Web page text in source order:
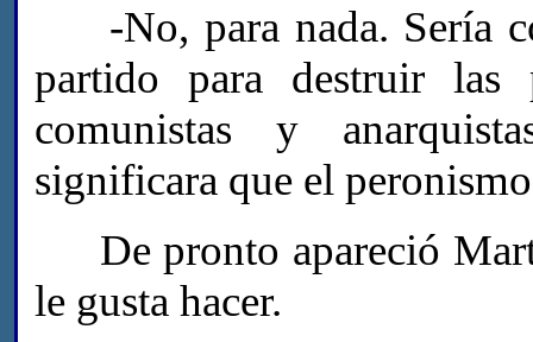
-No, para nada. Sería
partido para destruir las
comunistas y
significara que el
De pronto apareció
le gusta hacer.